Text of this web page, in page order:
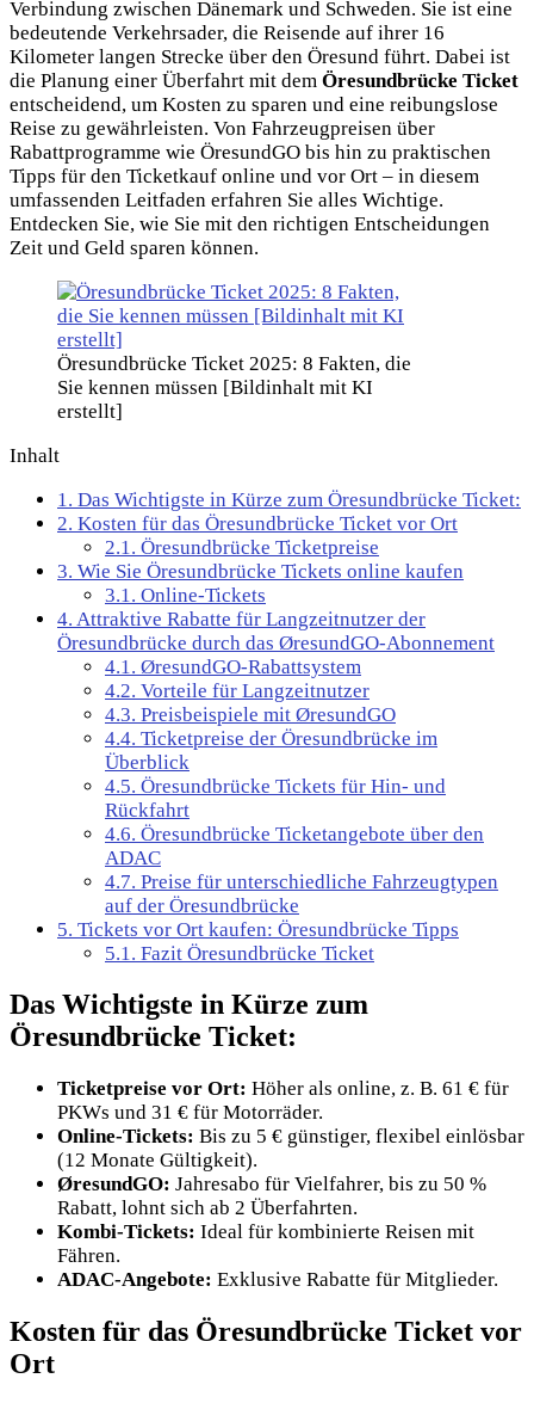
Verbindung zwischen Dänemark und Schweden. Sie ist eine
bedeutende Verkehrsader, die Reisende auf ihrer 16
Kilometer langen Strecke über den Öresund führt. Dabei ist
die Planung einer Überfahrt mit dem Öresundbrücke Ticket
entscheidend, um Kosten zu sparen und eine reibungslose
Reise zu gewährleisten. Von Fahrzeugpreisen über
Rabattprogramme wie ÖresundGO bis hin zu praktischen
Tipps für den Ticketkauf online und vor Ort – in diesem
umfassenden Leitfaden erfahren Sie alles Wichtige.
Entdecken Sie, wie Sie mit den richtigen Entscheidungen
Zeit und Geld sparen können.
Öresundbrücke Ticket 2025: 8 Fakten, die
Sie kennen müssen [Bildinhalt mit KI
erstellt]
Inhalt
1. Das Wichtigste in Kürze zum Öresundbrücke Ticket:
2. Kosten für das Öresundbrücke Ticket vor Ort
2.1. Öresundbrücke Ticketpreise
3. Wie Sie Öresundbrücke Tickets online kaufen
3.1. Online-Tickets
4. Attraktive Rabatte für Langzeitnutzer der
Öresundbrücke durch das ØresundGO-Abonnement
4.1. ØresundGO-Rabattsystem
4.2. Vorteile für Langzeitnutzer
4.3. Preisbeispiele mit ØresundGO
4.4. Ticketpreise der Öresundbrücke im
Überblick
4.5. Öresundbrücke Tickets für Hin- und
Rückfahrt
4.6. Öresundbrücke Ticketangebote über den
ADAC
4.7. Preise für unterschiedliche Fahrzeugtypen
auf der Öresundbrücke
5. Tickets vor Ort kaufen: Öresundbrücke Tipps
5.1. Fazit Öresundbrücke Ticket
Das Wichtigste in Kürze zum
Öresundbrücke Ticket:
Ticketpreise vor Ort: Höher als online, z. B. 61 € für
PKWs und 31 € für Motorräder.
Online-Tickets: Bis zu 5 € günstiger, flexibel einlösbar
(12 Monate Gültigkeit).
ØresundGO: Jahresabo für Vielfahrer, bis zu 50 %
Rabatt, lohnt sich ab 2 Überfahrten.
Kombi-Tickets: Ideal für kombinierte Reisen mit
Fähren.
ADAC-Angebote: Exklusive Rabatte für Mitglieder.
Kosten für das Öresundbrücke Ticket vor
Ort